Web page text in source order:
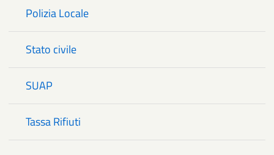
Polizia Locale
Stato civile
SUAP
Tassa Rifiuti